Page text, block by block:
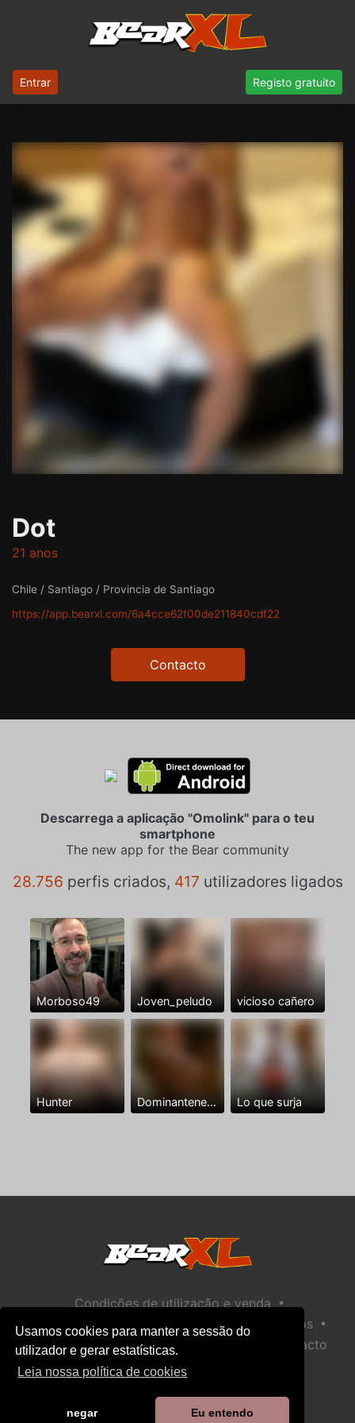
Usamos cookies para manter a sessão do
utilizador e gerar estatísticas.
Leia nossa política de cookies
negar Eu entendo
Entrar Registo gratuito
Dot
21 anos
Chile / Santiago / Provincia de Santiago
https://app.bearxl.com/6a4cce62f00de211840cdf22
Contacto
Descarrega a aplicação "Omolink" para o teu
smartphone
The new app for the Bear community
28.756 perfis criados, 417 utilizadores ligados
Morboso49 Joven_peludo vicioso cañero
Hunter Dominantenegro ya Lo que surja
Condições de utilização e venda •
Política de privacidade Política de Biscoitos •
Política de Segurança Infantil Ajuda / Contacto